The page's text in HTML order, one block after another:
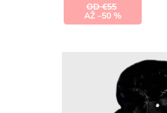
OD €55
AŽ –50 %